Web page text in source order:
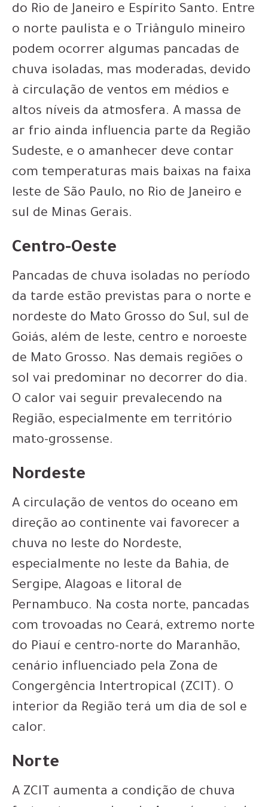
do Rio de Janeiro e Espírito Santo. Entre
o norte paulista e o Triângulo mineiro
podem ocorrer algumas pancadas de
chuva isoladas, mas moderadas, devido
à circulação de ventos em médios e
altos níveis da atmosfera. A massa de
ar frio ainda influencia parte da Região
Sudeste, e o amanhecer deve contar
com temperaturas mais baixas na faixa
leste de São Paulo, no Rio de Janeiro e
sul de Minas Gerais.
Centro-Oeste
Pancadas de chuva isoladas no período
da tarde estão previstas para o norte e
nordeste do Mato Grosso do Sul, sul de
Goiás, além de leste, centro e noroeste
de Mato Grosso. Nas demais regiões o
sol vai predominar no decorrer do dia.
O calor vai seguir prevalecendo na
Região, especialmente em território
mato-grossense.
Nordeste
A circulação de ventos do oceano em
direção ao continente vai favorecer a
chuva no leste do Nordeste,
especialmente no leste da Bahia, de
Sergipe, Alagoas e litoral de
Pernambuco. Na costa norte, pancadas
com trovoadas no Ceará, extremo norte
do Piauí e centro-norte do Maranhão,
cenário influenciado pela Zona de
Congergência Intertropical (ZCIT). O
interior da Região terá um dia de sol e
calor.
Norte
A ZCIT aumenta a condição de chuva